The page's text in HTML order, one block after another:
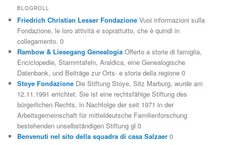
BLOGROLL
Friedrich Christian Lesser Fondazione Vuoi informazioni sulla
Fondazione, le loro attività e soprattutto, che è quindi in
collegamento. 0
Rambow & Liesegang Genealogia Offerto a storie di famiglia,
Enciclopedie, Stammtafeln, Araldica, eine Genealogische
Datenbank, und Beiträge zur Orts- e storia della regione 0
Stoye Fondazione Die Stiftung Stoye, Sitz Marburg, wurde am
12.11.1991 errichtet. Sie ist eine rechtsfähige Stiftung des
bürgerlichen Rechts, in Nachfolge der seit 1971 in der
Arbeitsgemeinschaft für mitteldeutsche Familienforschung
bestehenden unselbständigen Stiftung gl 0
Benvenuti nel sito della squadra di casa Salzaer 0